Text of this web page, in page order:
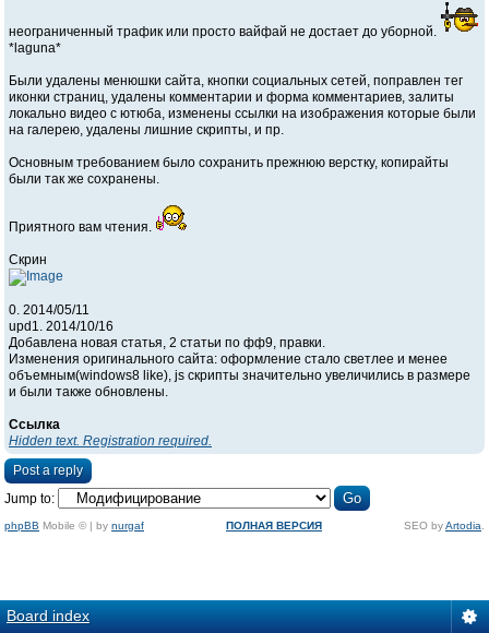
неограниченный трафик или просто вайфай не достает до уборной.
*laguna*
Были удалены менюшки сайта, кнопки социальных сетей, поправлен тег
иконки страниц, удалены комментарии и форма комментариев, залиты
локально видео с ютюба, изменены ссылки на изображения которые были
на галерею, удалены лишние скрипты, и пр.
Основным требованием было сохранить прежнюю верстку, копирайты
были так же сохранены.
Приятного вам чтения.
Скрин
0. 2014/05/11
upd1. 2014/10/16
Добавлена новая статья, 2 статьи по фф9, правки.
Изменения оригинального сайта: оформление стало светлее и менее
объемным(windows8 like), js скрипты значительно увеличились в размере
и были также обновлены.
Ссылка
Hidden text. Registration required.
Post a reply
Jump to:
phpBB Mobile © | by nurgaf SEO byArtodia
ПОЛНАЯ ВЕРСИЯ
Board index